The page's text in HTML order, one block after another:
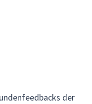
der